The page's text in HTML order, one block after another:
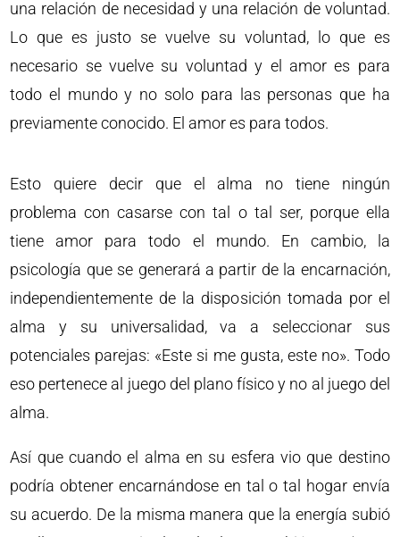
una relación de necesidad y una relación de voluntad.
Lo que es justo se vuelve su voluntad, lo que es
necesario se vuelve su voluntad y el amor es para
todo el mundo y no solo para las personas que ha
previamente conocido. El amor es para todos.
Esto quiere decir que el alma no tiene ningún
problema con casarse con tal o tal ser, porque ella
tiene amor para todo el mundo. En cambio, la
psicología que se generará a partir de la encarnación,
independientemente de la disposición tomada por el
alma y su universalidad, va a seleccionar sus
potenciales parejas: «Este si me gusta, este no». Todo
eso pertenece al juego del plano físico y no al juego del
alma.
Así que cuando el alma en su esfera vio que destino
podría obtener encarnándose en tal o tal hogar envía
su acuerdo. De la misma manera que la energía subió